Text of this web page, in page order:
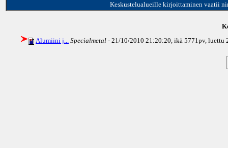
Keskustelualueille kirjoittaminen vaatii
Alumiini j... Specialmetal - 21/10/2010 21:20:20, ikä 5771pv, luettu